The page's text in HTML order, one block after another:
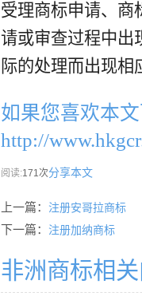
受理商标申请、商
请或审查过程中出
际的处理而出现相
如果您喜欢本
http://
阅读:171次分享本文
上一篇： 注册安哥拉商标
下一篇： 注册加纳商标
非洲商标相